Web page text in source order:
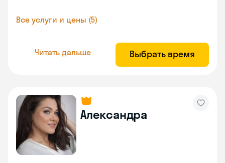
Все услуги и цены (5)
Читать дальше Выбрать время
Александра